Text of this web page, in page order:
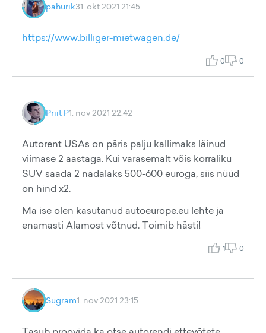
pahurik31. okt 2021 21:45
https://www.billiger-mietwagen.de/
0 0
Priit P1. nov 2021 22:42
Autorent USAs on päris palju kallimaks läinud
viimase 2 aastaga. Kui varasemalt võis korraliku
SUV saada 2 nädalaks 500-600 euroga, siis nüüd
on hind x2.
Ma ise olen kasutanud autoeurope.eu lehte ja
enamasti Alamost võtnud. Toimib hästi!
1 0
Sugram1. nov 2021 23:15